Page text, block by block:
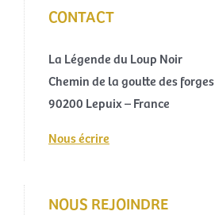
CONTACT
La Légende du Loup Noir
Chemin de la goutte des forges
90200 Lepuix – France
Nous écrire
NOUS REJOINDRE